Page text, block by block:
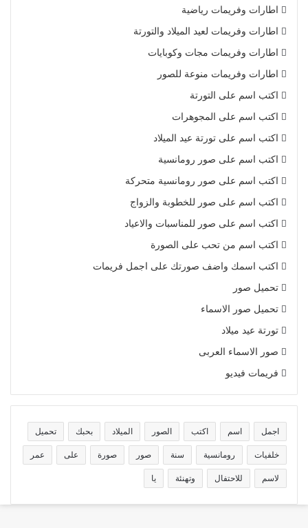
اطارات وفريمات رياضية
اطارات وفريمات لعيد الميلاد والتورتة
اطارات وفريمات مجات وكوبايات
اطارات وفريمات منوعة للصور
اكتب اسم على التورتة
اكتب اسم على المجوهرات
اكتب اسم على تورتة عيد الميلاد
اكتب اسم على صور رومانسية
اكتب اسم على صور رومانسية متحركة
اكتب اسم على صور للخطوبة والزواج
اكتب اسم على صور للمناسبات والاعياد
اكتب اسم من تحب على الصورة
اكتب اسمك واضف صورتك على اجمل فريمات
تحميل صور
تحميل صور الاسماء
تورتة عيد ميلاد
صور الاسماء العربى
فريمات فيديو
اجمل اسم اكتب الصور الميلاد بحبك تحميل
خلفيات رومانسية سنة صور صورة على عمر
لاسم للاحتفال وتهنئة يا